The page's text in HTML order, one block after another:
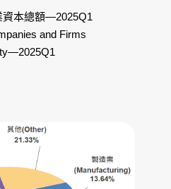
資本總額—2025Q1
and Firms